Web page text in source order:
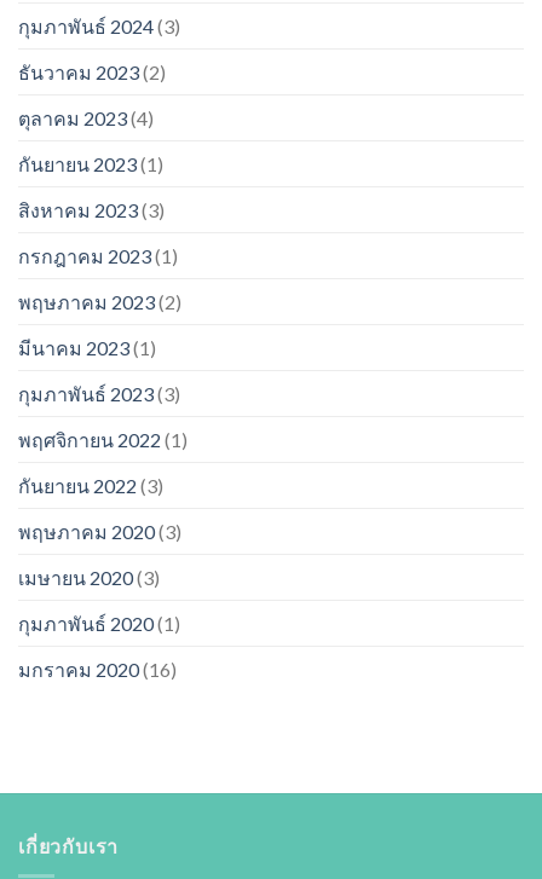
กุมภาพันธ์ 2024(3)
ธันวาคม 2023(2)
ตุลาคม 2023(4)
กันยายน 2023(1)
สิงหาคม 2023(3)
กรกฎาคม 2023(1)
พฤษภาคม 2023(2)
มีนาคม 2023(1)
กุมภาพันธ์ 2023(3)
พฤศจิกายน 2022 (1)
กันยายน 2022 (3)
พฤษภาคม 2020(3)
เมษายน 2020(3)
กุมภาพันธ์ 2020(1)
มกราคม 2020(16)
เกี่ยวกับเรา